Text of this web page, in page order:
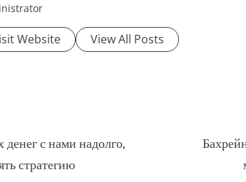
Website View All Posts
с нами надолго,
стратегию